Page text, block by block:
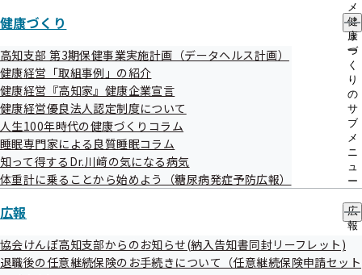
ュ
メ
ニ
ュ
ー
健康づくり
健
康
づ
く
り
の
サ
ブ
メ
ニ
ュ
ー
高知支部 第3期保健事業実施計画（データヘルス計画）
健康経営「取組事例」の紹介
健康経営『高知家』健康企業宣言
健康経営優良法人認定制度について
人生100年時代の健康づくりコラム
睡眠専門家による良質睡眠コラム
知って得するDr.川﨑の気になる病気
体重計に乗ることから始めよう（糖尿病発症予防広報）
広報
広
報
ブ
協会けんぽ高知支部からのお知らせ(納入告知書同封リーフレット)
退職後の任意継続保険のお手続きについて（任意継続保険申請セット
きょうから薬はジェネリック01 高知支部
じぶんのために、未来のために、ジェネリ